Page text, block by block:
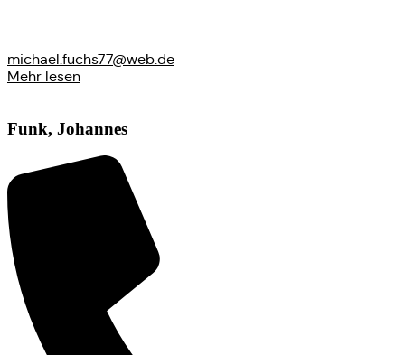
michael.fuchs77@web.de
Mehr lesen
Funk, Johannes